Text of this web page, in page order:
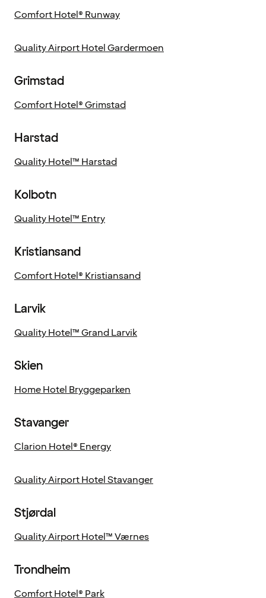
Comfort Hotel® Runway
Quality Airport Hotel Gardermoen
Grimstad
Comfort Hotel® Grimstad
Harstad
Quality Hotel™ Harstad
Kolbotn
Quality Hotel™ Entry
Kristiansand
Comfort Hotel® Kristiansand
Larvik
Quality Hotel™ Grand Larvik
Skien
Home Hotel Bryggeparken
Stavanger
Clarion Hotel® Energy
Quality Airport Hotel Stavanger
Stjørdal
Quality Airport Hotel™ Værnes
Trondheim
Comfort Hotel® Park